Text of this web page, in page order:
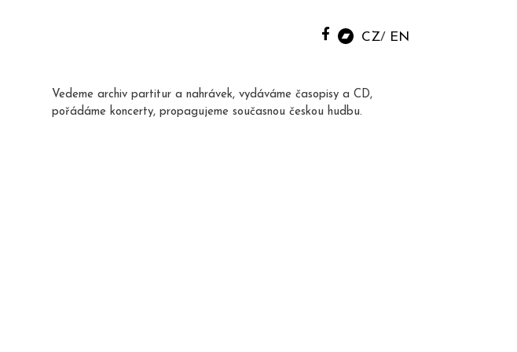
CZ EN
Vedeme archiv partitur a nahrávek, vydáváme časopisy a CD,
pořádáme koncerty, propagujeme současnou českou hudbu.